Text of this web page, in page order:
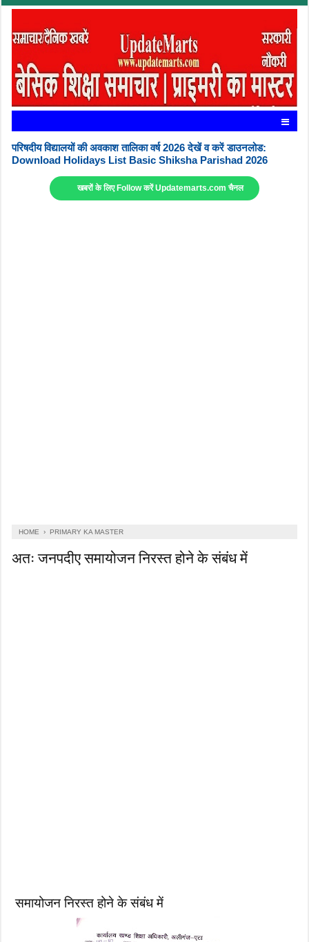
परिषदीय विद्यालयों की अवकाश तालिका वर्ष 2026 देखें व करें डाउनलोड:
Download Holidays List Basic Shiksha Parishad 2026
खबरों के लिए Follow करें Updatemarts.com चैनल
HOME › PRIMARY KA MASTER
अतः जनपदीए समायोजन निरस्त होने के संबंध में
समायोजन निरस्त होने के संबंध में